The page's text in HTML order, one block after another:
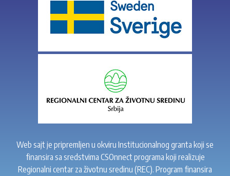
Web sajt je pripremljen u okviru Institucionalnog granta koji se
finansira sa sredstvima CSOnnect programa koji realizuje
Regionalni centar za životnu sredinu (REC). Program finansira